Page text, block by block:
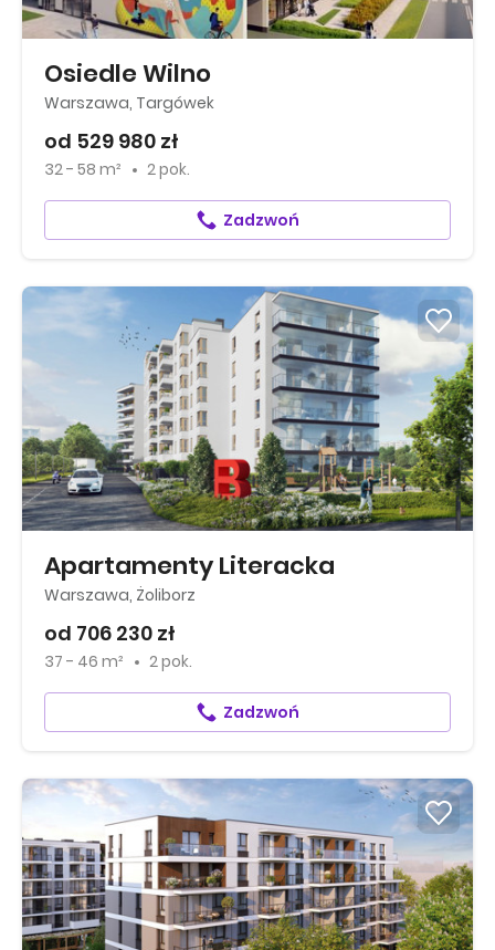
Osiedle Wilno
Warszawa, Targówek
od 529 980 zł
32 - 58 m² 2 pok.
Zadzwoń
Apartamenty Literacka
Warszawa, Żoliborz
od 706 230 zł
37 - 46 m² 2 pok.
Zadzwoń